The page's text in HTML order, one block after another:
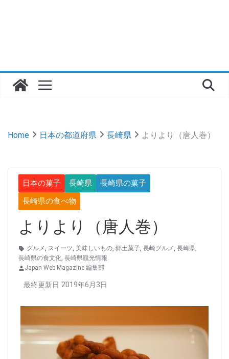
Home 日本の都道府県 長崎県 よりより（唐人巻）
日本の菓子 長崎県
長崎県の菓子
長崎県の食べ物
よりより（唐人巻）
グルメ, スイーツ, 美味しいもの, 郷土菓子, 長崎グルメ, 長崎県,
長崎県の食文化, 長崎県観光情報
Japan Web Magazine 編集部
最終更新日 2019年6月3日